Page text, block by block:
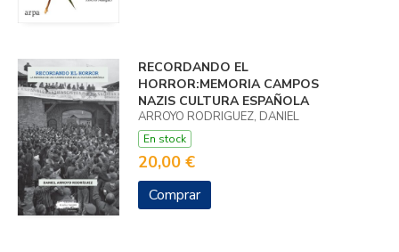
RECORDANDO EL
HORROR:MEMORIA CAMPOS
NAZIS CULTURA ESPAÑOLA
ARROYO RODRIGUEZ, DANIEL
En stock
20,00 €
Comprar